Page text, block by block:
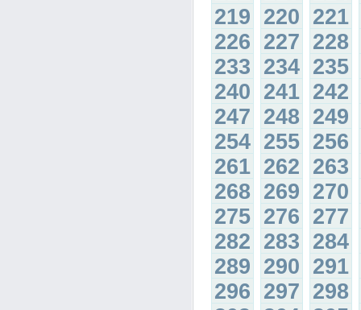
219 220 221
226 227 228
233 234 235
240 241 242
247 248 249
254 255 256
261 262 263
268 269 270
275 276 277
282 283 284
289 290 291
296 297 298